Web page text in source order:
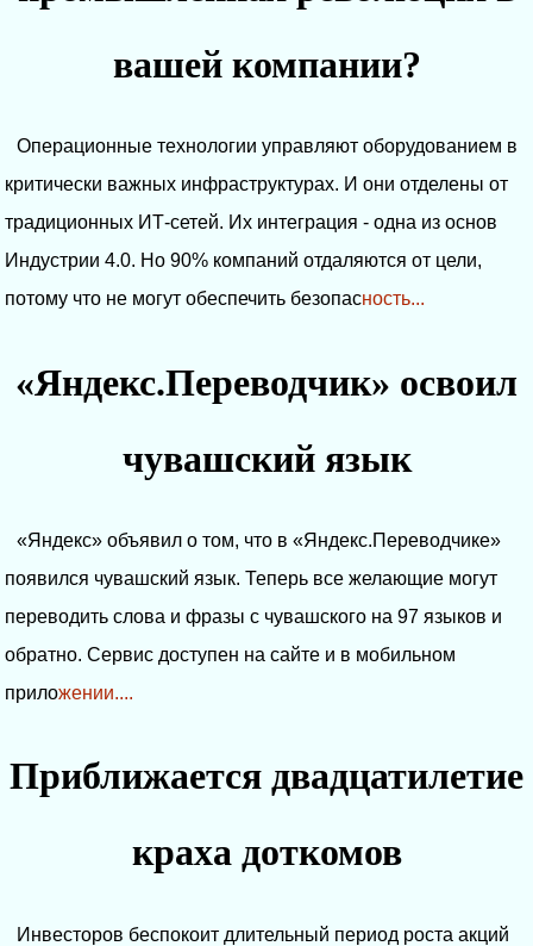
вашей компании?
Операционные технологии управляют оборудованием в
критически важных инфраструктурах. И они отделены от
традиционных ИТ-сетей. Их интеграция - одна из основ
Индустрии 4.0. Но 90% компаний отдаляются от цели,
потому что не могут обеспечить безопасность...
«Яндекс.Переводчик» освоил
чувашский язык
«Яндекс» объявил о том, что в «Яндекс.Переводчике»
появился чувашский язык. Теперь все желающие могут
переводить слова и фразы с чувашского на 97 языков и
обратно. Сервис доступен на сайте и в мобильном
приложении....
Приближается двадцатилетие
краха доткомов
Инвесторов беспокоит длительный период роста акций